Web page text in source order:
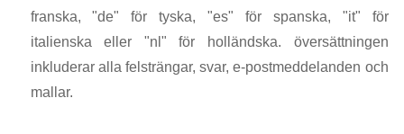
franska, "de" för tyska, "es" för spanska, "it" för
italienska eller "nl" för holländska. översättningen
inkluderar alla felsträngar, svar, e-postmeddelanden och
mallar.